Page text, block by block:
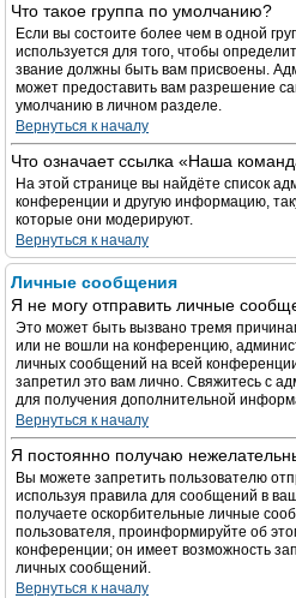
Что такое группа по умолчанию?
Если вы состоите более чем в одной
используется для того, чтобы
звание должны быть вам присвоены.
может предоставить вам разрешение
умолчанию в личном разделе.
Вернуться к началу
Что означает ссылка «Наша
На этой странице вы найдёте список
конференции и другую информацию,
которые они модерируют.
Вернуться к началу
Личные сообщения
Я не могу отправить личные
Это может быть вызвано тремя
или не вошли на конференцию,
личных сообщений на всей
запретил это вам лично. Свяжитесь с
для получения дополнительной
Вернуться к началу
Я постоянно получаю
Вы можете запретить пользователю
используя правила для сообщений в
получаете оскорбительные личные
пользователя, проинформируйте об
конференции; он имеет возможность
личных сообщений.
Вернуться к началу